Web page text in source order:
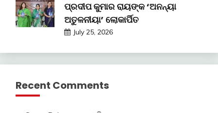
ପ୍ରଦୀପ କୁମାର ରାୟଙ୍କ ‘ଅନନ୍ୟା
ଅତୁଳନୀୟା’ ଲୋକାର୍ପିତ
July 25, 2026
Recent Comments